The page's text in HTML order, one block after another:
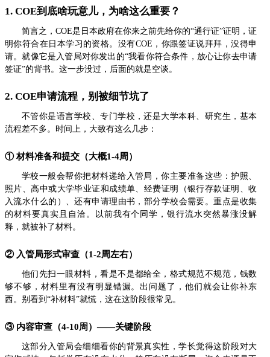
1. COE到底啥玩意儿，为啥这么重要？
简言之，COE是日本政府在你来之前先给你的“通行证”证明，证
明你符合在日本学习的资格。没有COE，你跟签证说拜拜，没得申
请。就像它是入管局对你发出的“我看你符合条件，放心让你去申请
签证”的背书。这一步没过，后面的就是空谈。
2. COE申请流程，别被细节坑了
不管你是语言学校、专门学校，还是大学本科、研究生，基本
流程差不多。时间上，大致有这么几步：
① 材料准备和提交（大概1-4周）
学校一般会帮你把材料递给入管局，你主要准备这些：护照、
照片、高中或大学毕业证和成绩单、经费证明（银行存款证明、收
入流水什么的）、还有申请理由书，部分学校会需要。重点是收集
的材料要真实且自洽。以前我有个同学，银行流水突然暴涨没解
释，就被补了材料。
② 入管局形式审查（1-2周左右）
他们先扫一眼材料，看是不是都给全，格式规范不规范，钱数
够不够，材料里有没有明显错漏。出问题了，他们就会让你补东
西。别看到“补材料”就慌，这在这阶段很常见。
③ 内容审查（4-10周）——关键阶段
这部分入管局会细细看你的背景真实性，学长觉得这阶段对大